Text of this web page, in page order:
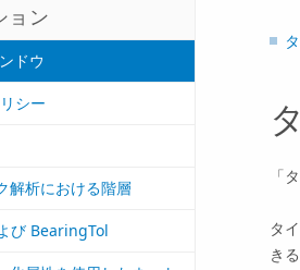
ョン
ドウ
シー
解析における階層
び BearingTol
「
タ
き